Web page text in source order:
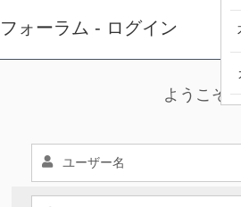
フォーラム - ログイン
ようこそ !